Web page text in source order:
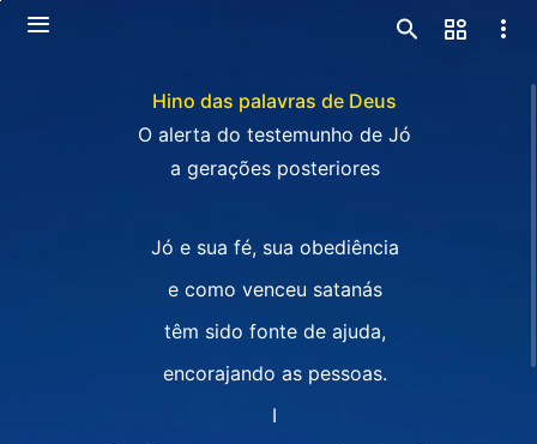
Hino das palavras de Deus
O alerta do testemunho de Jó
a gerações posteriores
Jó e sua fé, sua obediência
e como venceu satanás
têm sido fonte de ajuda,
encorajando as pessoas.
Ⅰ